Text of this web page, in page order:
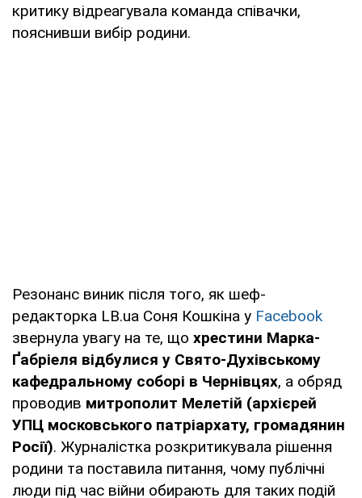
критику відреагувала команда співачки,
пояснивши вибір родини.
Резонанс виник після того, як шеф-
редакторка LB.ua Соня Кошкіна у Facebook
звернула увагу на те, що хрестини Марка-
Ґабріеля відбулися у Свято-Духівському
кафедральному соборі в Чернівцях, а обряд
проводив митрополит Мелетій (архієрей
УПЦ московського патріархату, громадянин
Росії). Журналістка розкритикувала рішення
родини та поставила питання, чому публічні
люди під час війни обирають для таких подій